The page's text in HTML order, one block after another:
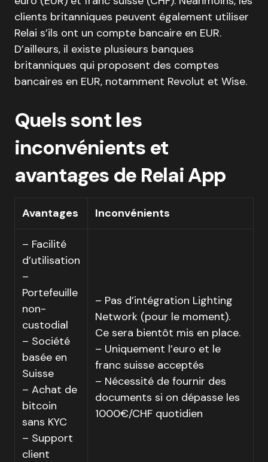
clients britanniques peuvent également utiliser
Relai s’ils ont un compte bancaire en EUR.
D’ailleurs, il existe plusieurs banques
britanniques qui proposent des comptes
bancaires en EUR, notamment Revolut et Wise.
Quels sont les
inconvénients et
avantages de Relai App
Avantages Inconvénients
– Facilité
d’utilisation
–
Portefeuille
non-
custodial
– Société
basée en
Suisse
– Achat de
bitcoin
sans KYC
– Support
client
– Pas d’intégration Lighting
Network (pour le moment).
Ce sera bientôt mis en place.
– Uniquement l’euro et le
franc suisse acceptés
– Nécessité de fournir des
documents si on dépasse les
1000€/CHF quotidien